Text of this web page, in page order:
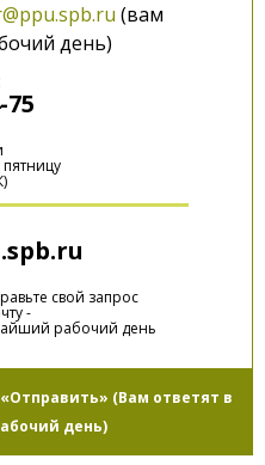
(вам
день)
75
свой запрос
-
рабочий день
(Вам ответят в
день)